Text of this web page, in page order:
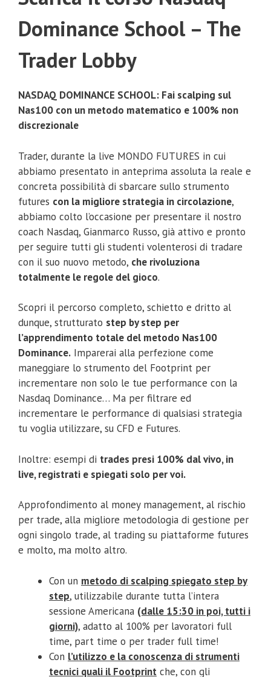
Dominance School – The
Trader Lobby
NASDAQ DOMINANCE SCHOOL: Fai scalping sul
Nas100 con un metodo matematico e 100% non
discrezionale
Trader, durante la live MONDO FUTURES in cui
abbiamo presentato in anteprima assoluta la reale e
concreta possibilità di sbarcare sullo strumento
futures con la migliore strategia in circolazione,
abbiamo colto l’occasione per presentare il nostro
coach Nasdaq, Gianmarco Russo, già attivo e pronto
per seguire tutti gli studenti volenterosi di tradare
con il suo nuovo metodo, che rivoluziona
totalmente le regole del gioco.
Scopri il percorso completo, schietto e dritto al
dunque, strutturato step by step per
l’apprendimento totale del metodo Nas100
Dominance. Imparerai alla perfezione come
maneggiare lo strumento del Footprint per
incrementare non solo le tue performance con la
Nasdaq Dominance… Ma per filtrare ed
incrementare le performance di qualsiasi strategia
tu voglia utilizzare, su CFD e Futures.
Inoltre: esempi di trades presi 100% dal vivo, in
live, registrati e spiegati solo per voi.
Approfondimento al money management, al rischio
per trade, alla migliore metodologia di gestione per
ogni singolo trade, al trading su piattaforme futures
e molto, ma molto altro.
Con un metodo di scalping spiegato step by
step, utilizzabile durante tutta l’intera
sessione Americana (dalle 15:30 in poi, tutti i
giorni), adatto al 100% per lavoratori full
time, part time o per trader full time!
Con l’utilizzo e la conoscenza di strumenti
tecnici quali il Footprint che, con gli